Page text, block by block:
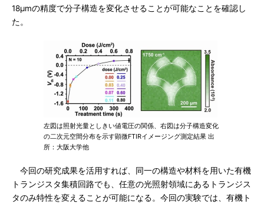
18μmの精度で分子構造を変化させることが可能なことを確認し
た。
左図は照射光量としきい値電圧の関係、右図は分子構造変化
の二次元空間分布を示す顕微FTIRイメージング測定結果 出
所：大阪大学他
今回の研究成果を活用すれば、同一の構造や材料を用いた有機
トランジスタ集積回路でも、任意の光照射領域にあるトランジス
タのみ特性を変えることが可能になる。今回の実験では、有機ト